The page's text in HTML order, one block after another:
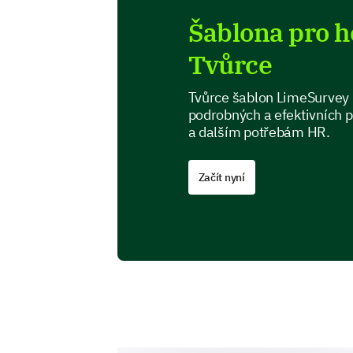
Šablona pro
Tvůrce
Tvůrce šablon
podrobných a efektivních
a dalším potřebám HR.
Začít nyní